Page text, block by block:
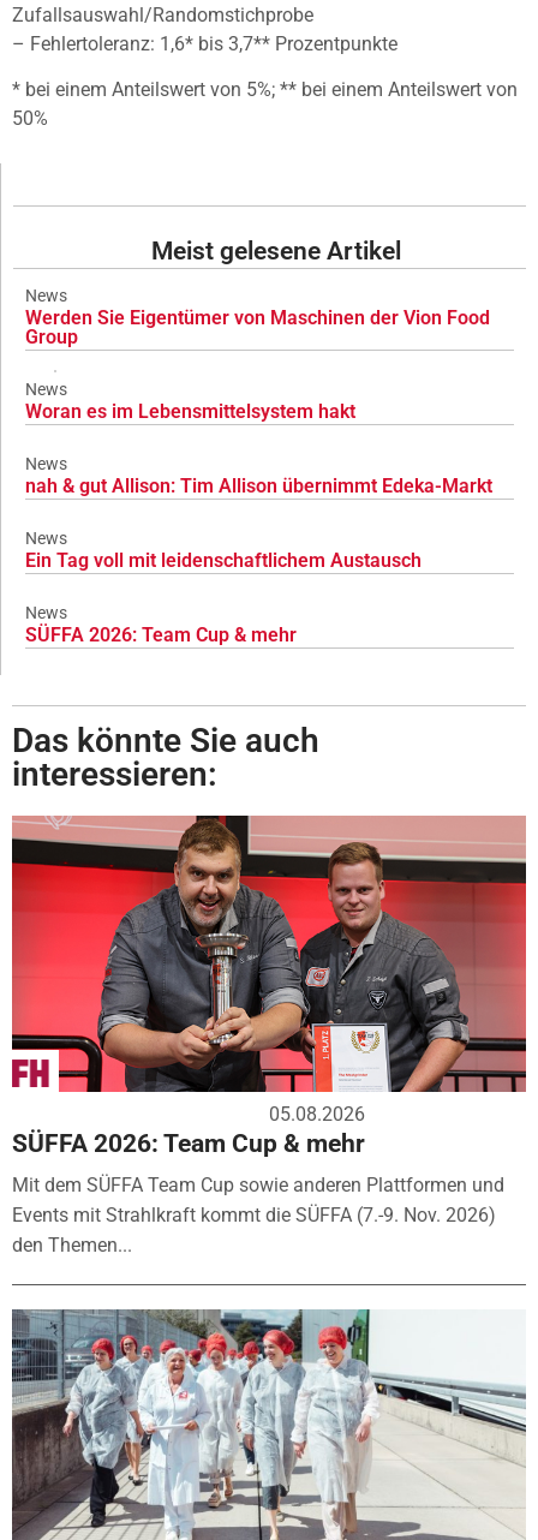
Zufallsauswahl/Randomstichprobe
– Fehlertoleranz: 1,6* bis 3,7** Prozentpunkte
* bei einem Anteilswert von 5%; ** bei einem Anteilswert von
50%
Meist gelesene Artikel
News
Werden Sie Eigentümer von Maschinen der Vion Food
Group
News
Woran es im Lebensmittelsystem hakt
News
nah & gut Allison: Tim Allison übernimmt Edeka-Markt
News
Ein Tag voll mit leidenschaftlichem Austausch
News
SÜFFA 2026: Team Cup & mehr
Das könnte Sie auch
interessieren:
05.08.2026
SÜFFA 2026: Team Cup & mehr
Mit dem SÜFFA Team Cup sowie anderen Plattformen und
Events mit Strahlkraft kommt die SÜFFA (7.-9. Nov. 2026)
den Themen...